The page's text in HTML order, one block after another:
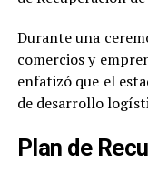
Durante una
comercios y
enfatizó que el
de desarrollo
Plan de